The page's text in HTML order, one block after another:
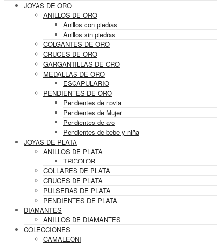
JOYAS DE ORO
ANILLOS DE ORO
Anillos con piedras
Anillos sin piedras
COLGANTES DE ORO
CRUCES DE ORO
GARGANTILLAS DE ORO
MEDALLAS DE ORO
ESCAPULARIO
PENDIENTES DE ORO
Pendientes de novia
Pendientes de Mujer
Pendientes de aro
Pendientes de bebe y niña
JOYAS DE PLATA
ANILLOS DE PLATA
TRICOLOR
COLLARES DE PLATA
CRUCES DE PLATA
PULSERAS DE PLATA
PENDIENTES DE PLATA
DIAMANTES
ANILLOS DE DIAMANTES
COLECCIONES
CAMALEONI